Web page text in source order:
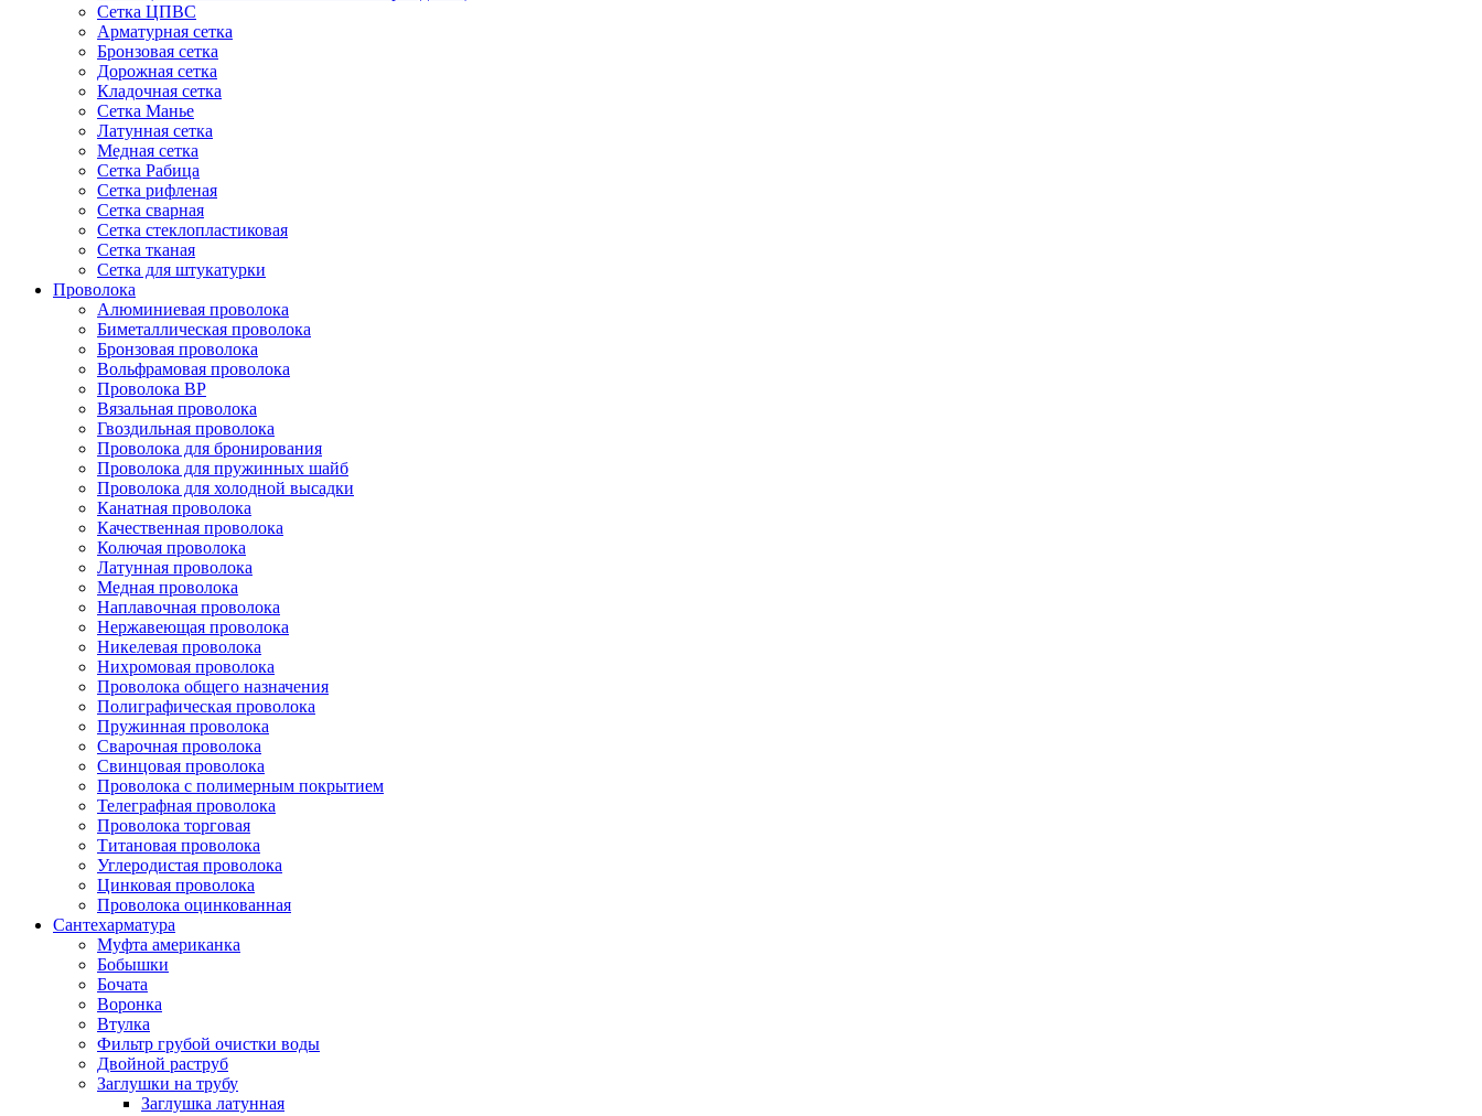
Сетка ЦПВС
Арматурная сетка
Бронзовая сетка
Дорожная сетка
Кладочная сетка
Сетка Манье
Латунная сетка
Медная сетка
Сетка Рабица
Сетка рифленая
Сетка сварная
Сетка стеклопластиковая
Сетка тканая
Сетка для штукатурки
Проволока
Алюминиевая проволока
Биметаллическая проволока
Бронзовая проволока
Вольфрамовая проволока
Проволока ВР
Вязальная проволока
Гвоздильная проволока
Проволока для бронирования
Проволока для пружинных шайб
Проволока для холодной высадки
Канатная проволока
Качественная проволока
Колючая проволока
Латунная проволока
Медная проволока
Наплавочная проволока
Нержавеющая проволока
Никелевая проволока
Нихромовая проволока
Проволока общего назначения
Полиграфическая проволока
Пружинная проволока
Сварочная проволока
Свинцовая проволока
Проволока с полимерным покрытием
Телеграфная проволока
Проволока торговая
Титановая проволока
Углеродистая проволока
Цинковая проволока
Проволока оцинкованная
Сантехарматура
Муфта американка
Бобышки
Бочата
Воронка
Втулка
Фильтр грубой очистки воды
Двойной раструб
Заглушки на трубу
Заглушка латунная